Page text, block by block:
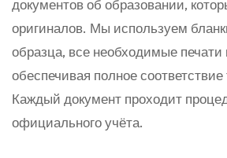
документов об образовании,
оригиналов. Мы используем
образца, все необходимые печати
обеспечивая полное
Каждый документ проходит
официального учёта.